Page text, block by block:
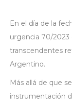
En el día de la
urgencia 70/
transcendentes
Argentino.
Más allá de que
instrumentación